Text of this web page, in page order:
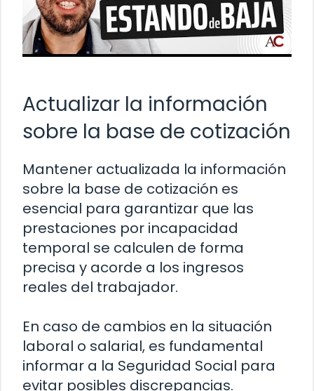
Actualizar la información
sobre la base de cotización
Mantener actualizada la información
sobre la base de cotización es
esencial para garantizar que las
prestaciones por incapacidad
temporal se calculen de forma
precisa y acorde a los ingresos
reales del trabajador.
En caso de cambios en la situación
laboral o salarial, es fundamental
informar a la Seguridad Social para
evitar posibles discrepancias.